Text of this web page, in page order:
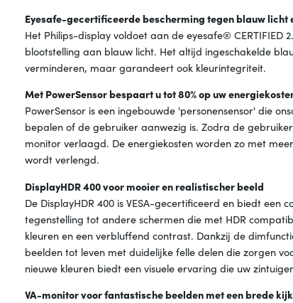
Eyesafe-gecertificeerde bescherming tegen blauw licht
Het Philips-display voldoet aan de eyesafe®
blootstelling aan blauw licht. Het altijd ingeschakelde
verminderen, maar garandeert ook kleurintegriteit.
Met PowerSensor bespaart u tot 80% op uw
PowerSensor is een ingebouwde 'personensensor' die
bepalen of de gebruiker aanwezig is. Zodra de
monitor verlaagd. De energiekosten worden zo met
wordt verlengd.
DisplayHDR 400 voor mooier en realistischer beeld
De DisplayHDR 400 is VESA-gecertificeerd en biedt
tegenstelling tot andere schermen die met HDR
kleuren en een verbluffend contrast. Dankzij de
beelden tot leven met duidelijke felle delen die zorgen
nieuwe kleuren biedt een visuele ervaring die uw
VA-monitor voor fantastische beelden met een brede